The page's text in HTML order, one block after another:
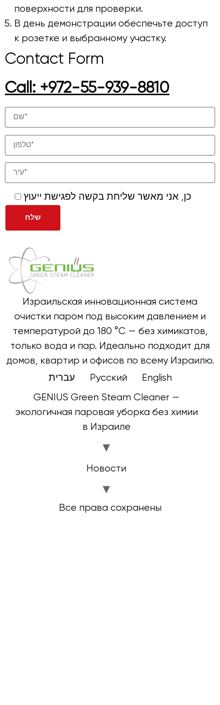
поверхности для проверки.
В день демонстрации обеспечьте доступ
к розетке и выбранному участку.
Contact Form
Call: +972-55-939-8810
כן, אני מאשר שליחת בקשה לפגישת ייעוץ
Израильская инновационная система
очистки паром под высоким давлением и
температурой до 180 °C — без химикатов,
только вода и пар. Идеально подходит для
домов, квартир и офисов по всему Израилю.
עברית
Русский
English
GENIUS Green Steam Cleaner —
экологичная паровая уборка без химии
в Израиле
Новости
Все права сохранены